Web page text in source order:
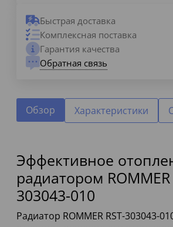
Быстрая доставка
Комплексная поставка
Гарантия качества
Обратная связь
Обзор Характеристики
Эффективное
радиатором ROMMER
303043-010
Радиатор ROMMER RST-303043-